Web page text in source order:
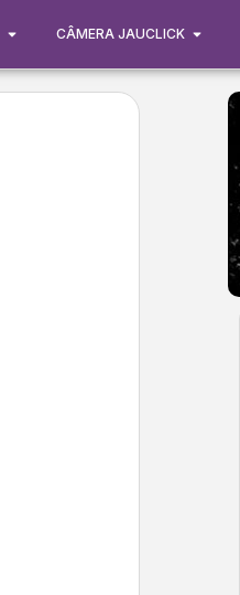
CÂMERA JAUCLICK